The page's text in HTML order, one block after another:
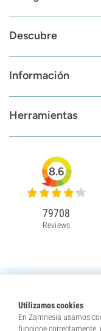
Descubre
Información
Herramientas
Utilizamos cookies
En Zamnesia usamos
funcione correctamente,
8.6
79708
Reviews